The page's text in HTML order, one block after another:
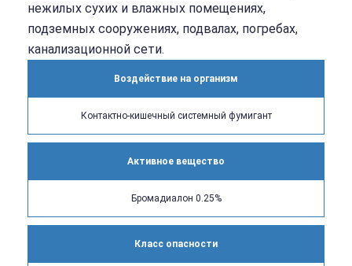
нежилых сухих и влажных помещениях,
подземных сооружениях, подвалах, погребах,
канализационной сети.
Воздействие на организм
Контактно-кишечный системный фумигант
Активное вещество
Бромадиалон 0.25%
Класс опасности